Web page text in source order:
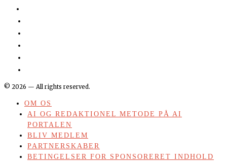
© 2026 — All rights reserved.
OM OS
AI OG REDAKTIONEL METODE PÅ AI
PORTALEN
BLIV MEDLEM
PARTNERSKABER
BETINGELSER FOR SPONSORERET INDHOLD